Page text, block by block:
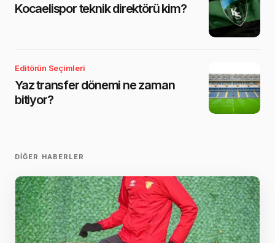
Kocaelispor teknik direktörü kim?
Editörün Seçimleri
Yaz transfer dönemi ne zaman
bitiyor?
DIĞER HABERLER